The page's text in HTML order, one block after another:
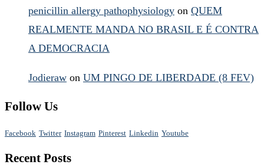
penicillin allergy pathophysiology on QUEM
REALMENTE MANDA NO BRASIL E É CONTRA
A DEMOCRACIA
Jodieraw on UM PINGO DE LIBERDADE (8 FEV)
Follow Us
Facebook Twitter Instagram Pinterest Linkedin Youtube
Recent Posts